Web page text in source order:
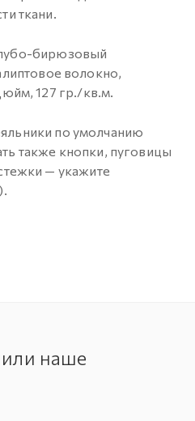
ткани.
бирюзовый
волокно,
127 гр./кв.м.
по умолчанию
также кнопки, пуговицы
— укажите
наше